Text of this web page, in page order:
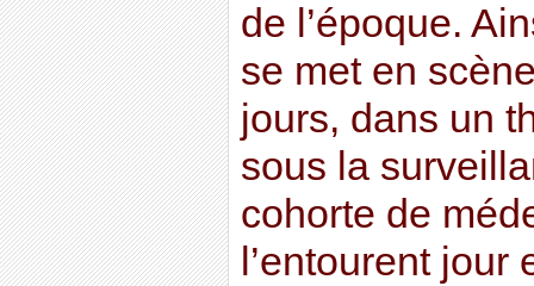
de l’époque.
se met en
jours, dans un
sous la
cohorte de
l’entourent